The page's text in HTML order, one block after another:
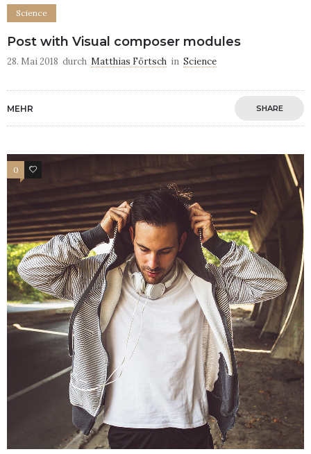
Science
Post with Visual composer modules
28. Mai 2018 durch Matthias Förtsch in Science
MEHR SHARE
0 83